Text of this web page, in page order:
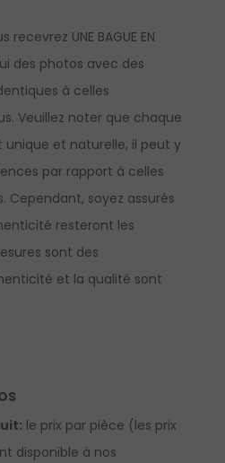
recevrez UNE BAGUE EN
des photos avec des
à celles
Veuillez noter que chaque
et naturelle, il peut y
par rapport à celles
Cependant, soyez assurés
resteront les
sont des
et la qualité sont
le prix par pièce (les prix
disponible à nos